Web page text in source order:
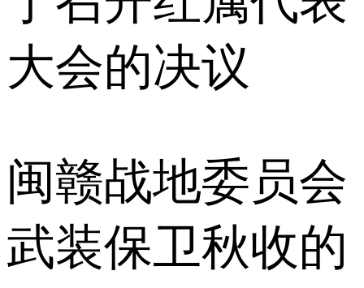
大会的决议
闽赣战地委员会
武装保卫秋收的